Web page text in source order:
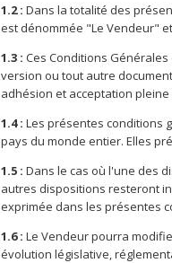
1.2 : Dans la totalité des
est dénommée "Le Vendeur"
1.3 : Ces Conditions
version ou tout autre
adhésion et acceptation
1.4 : Les présentes conditions
pays du monde entier. Elles
1.5 : Dans le cas où l'une des
autres dispositions resteront
exprimée dans les présentes
1.6 : Le Vendeur pourra
évolution législative,